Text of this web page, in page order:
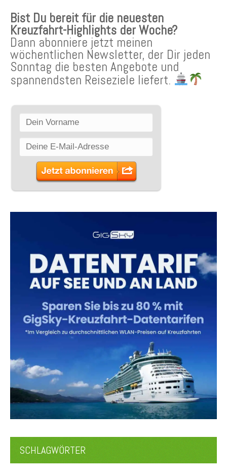
Bist Du bereit für die neuesten
Kreuzfahrt-Highlights der Woche?
Dann abonniere jetzt meinen
wöchentlichen Newsletter, der Dir jeden
Sonntag die besten Angebote und
spannendsten Reiseziele liefert.
SCHLAGWÖRTER